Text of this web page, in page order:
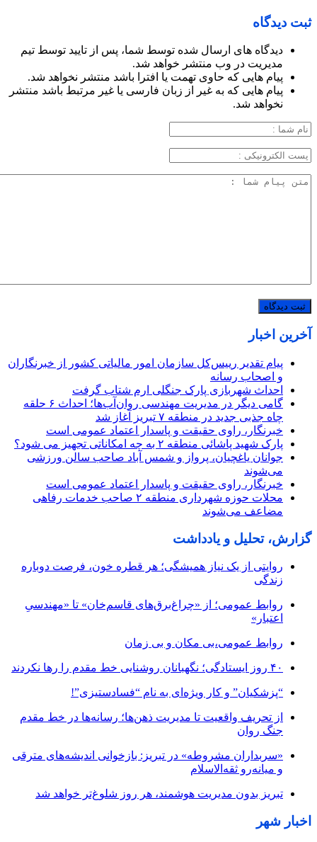
ثبت دیدگاه
دیدگاه های ارسال شده توسط شما، پس از تایید توسط تیم
مدیریت در وب منتشر خواهد شد.
پیام هایی که حاوی تهمت یا افترا باشد منتشر نخواهد شد.
پیام هایی که به غیر از زبان فارسی یا غیر مرتبط باشد منتشر
نخواهد شد.
آخرین اخبار
پیام تقدیر رییس‌کل سازمان امور مالیاتی کشور از خبرنگاران
و اصحاب رسانه
احداث شهربازی پارک جنگلی ارم شتاب گرفت
گامی دیگر در مدیریت مهندسی روان‌آب‌ها؛ احداث ۶ حلقه
چاه جذبی جدید در منطقه ۷ تبریز آغاز شد
خبرنگار، راوی حقیقت و پاسدار اعتماد عمومی است
پارک شهید پاشائی منطقه ۲ به چه امکاناتی تجهیز می شود؟
جوانان یاغچیان، پرواز و شمس آباد صاحب سالن ورزشی
می‌شوند
خبرنگار، راوی حقیقت و پاسدار اعتماد عمومی است
محلات حوزه شهرداری منطقه ۲ صاحب خدمات رفاهی
مضاعف می‌شوند
گزارش، تحلیل و یادداشت
روایتی از یک نیاز همیشگی؛ هر قطره خون، فرصت دوباره
زندگی
روابط عمومی؛ از «چراغ‌برق‌های قاسم‌خان» تا «مهندسیِ
اعتبار»
روابط عمومی،بی مکان و بی زمان
۴۰ روز ایستادگی؛ نگهبانان روشنایی خط مقدم را رها نکردند
“پزشکیان” و کار ویژه‌ای به نام “فسادستیزی”!
از تحریف واقعیت تا مدیریت ذهن‌ها؛ رسانه‌ها در خط مقدم
جنگ روان
«سربداران مشروطه» در تبریز: بازخوانی اندیشه‌های مترقی
و میانه‌رو ثقه‌الاسلام
تبریز بدون مدیریت هوشمند، هر روز شلوغ‌تر خواهد شد
اخبار شهر